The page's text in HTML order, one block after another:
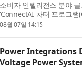
소비자 인텔리전스 분야
‘ConnectAI 차터 프로그
퍼스널케어, 펫케어, 뷰티,
08월 07일 14:15
Power Integrations
Voltage Power